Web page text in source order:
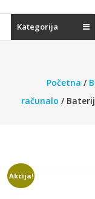
Kategorija
Početna /
računalo /
Akcija!